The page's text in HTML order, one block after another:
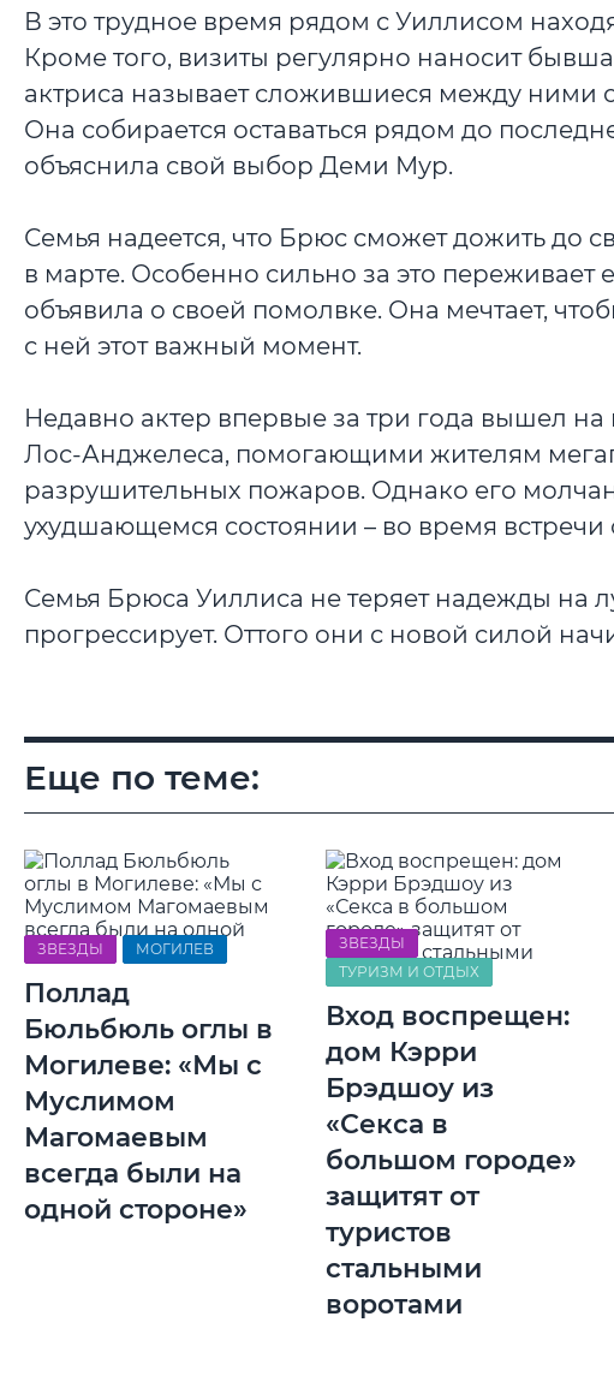
В это трудное время рядом с Уиллисом
Кроме того, визиты регулярно наносит
актриса называет сложившиеся между ними
Она собирается оставаться рядом до
объяснила свой выбор Деми Мур.
Семья надеется, что Брюс сможет дожить до
в марте. Особенно сильно за это
объявила о своей помолвке. Она мечтает,
с ней этот важный момент.
Недавно актер впервые за три года вышел на
Лос-Анджелеса, помогающими жителям
разрушительных пожаров. Однако его
ухудшающемся состоянии – во время
Семья Брюса Уиллиса не теряет надежды на
прогрессирует. Оттого они с новой силой
Еще по теме:
ЗВЕЗДЫ МОГИЛЕВ
Поллад
Бюльбюль оглы в
Могилеве: «Мы с
Муслимом
Магомаевым
всегда были на
одной стороне»
ЗВЕЗДЫ
ТУРИЗМ И ОТДЫХ
Вход воспрещен:
дом Кэрри
Брэдшоу из
«Секса в
большом городе»
защитят от
туристов
стальными
воротами